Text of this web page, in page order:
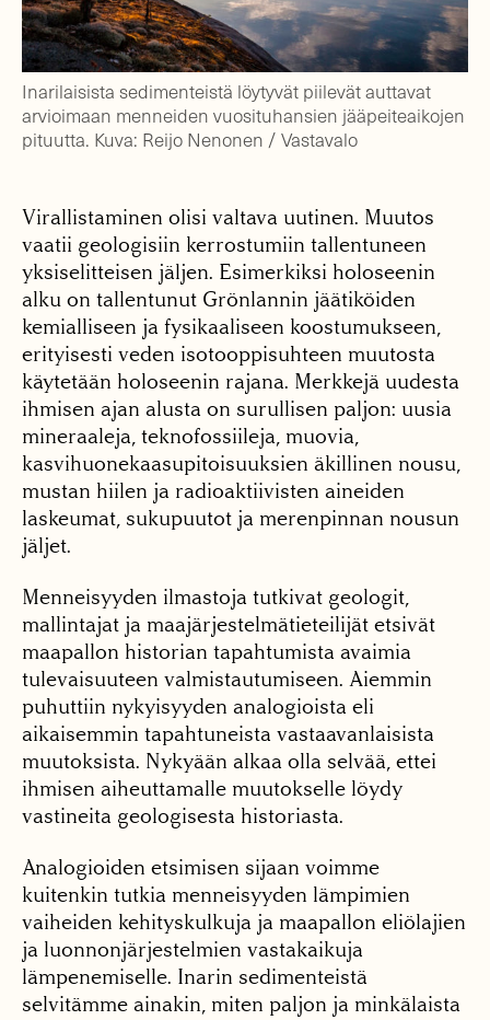
Inarilaisista sedimenteistä löytyvät piilevät auttavat
arvioimaan menneiden vuosituhansien jääpeiteaikojen
pituutta. Kuva: Reijo Nenonen / Vastavalo
Virallistaminen olisi valtava uutinen. Muutos
vaatii geologisiin kerrostumiin tallentuneen
yksiselitteisen jäljen. Esimerkiksi holoseenin
alku on tallentunut Grönlannin jäätiköiden
kemialliseen ja fysikaaliseen koostumukseen,
erityisesti veden isotooppisuhteen muutosta
käytetään holoseenin rajana. Merkkejä uudesta
ihmisen ajan alusta on surullisen paljon: uusia
mineraaleja, teknofossiileja, muovia,
kasvihuonekaasupitoisuuksien äkillinen nousu,
mustan hiilen ja radioaktiivisten aineiden
laskeumat, sukupuutot ja merenpinnan nousun
jäljet.
Menneisyyden ilmastoja tutkivat geologit,
mallintajat ja maajärjestelmätieteilijät etsivät
maapallon historian tapahtumista avaimia
tulevaisuuteen valmistautumiseen. Aiemmin
puhuttiin nykyisyyden analogioista eli
aikaisemmin tapahtuneista vastaavanlaisista
muutoksista. Nykyään alkaa olla selvää, ettei
ihmisen aiheuttamalle muutokselle löydy
vastineita geologisesta historiasta.
Analogioiden etsimisen sijaan voimme
kuitenkin tutkia menneisyyden lämpimien
vaiheiden kehityskulkuja ja maapallon eliölajien
ja luonnonjärjestelmien vastakaikuja
lämpenemiselle. Inarin sedimenteistä
selvitämme ainakin, miten paljon ja minkälaista